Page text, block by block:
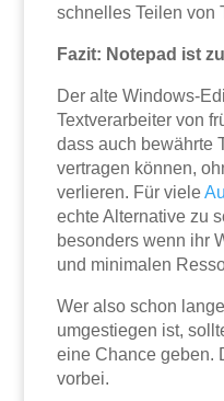
schnelles Teilen von
Fazit: Notepad ist
Der alte Windows-
Textverarbeiter von
dass auch bewährte
vertragen können,
verlieren. Für viele
echte Alternative zu
besonders wenn ihr
und minimalen
Wer also schon
umgestiegen ist,
eine Chance geben.
vorbei.